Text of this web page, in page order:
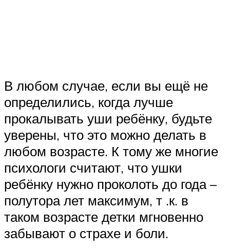
В любом случае, если вы ещё не
определились, когда лучше
прокалывать уши ребёнку, будьте
уверены, что это можно делать в
любом возрасте. К тому же многие
психологи считают, что ушки
ребёнку нужно проколоть до года –
полутора лет максимум, т .к. в
таком возрасте детки мгновенно
забывают о страхе и боли.